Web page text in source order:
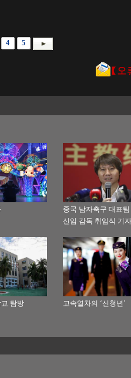
4 5
중국 남자축구 대표팀
신임 감독 취임식 기
탐방 고속열차의 ‘신청년’